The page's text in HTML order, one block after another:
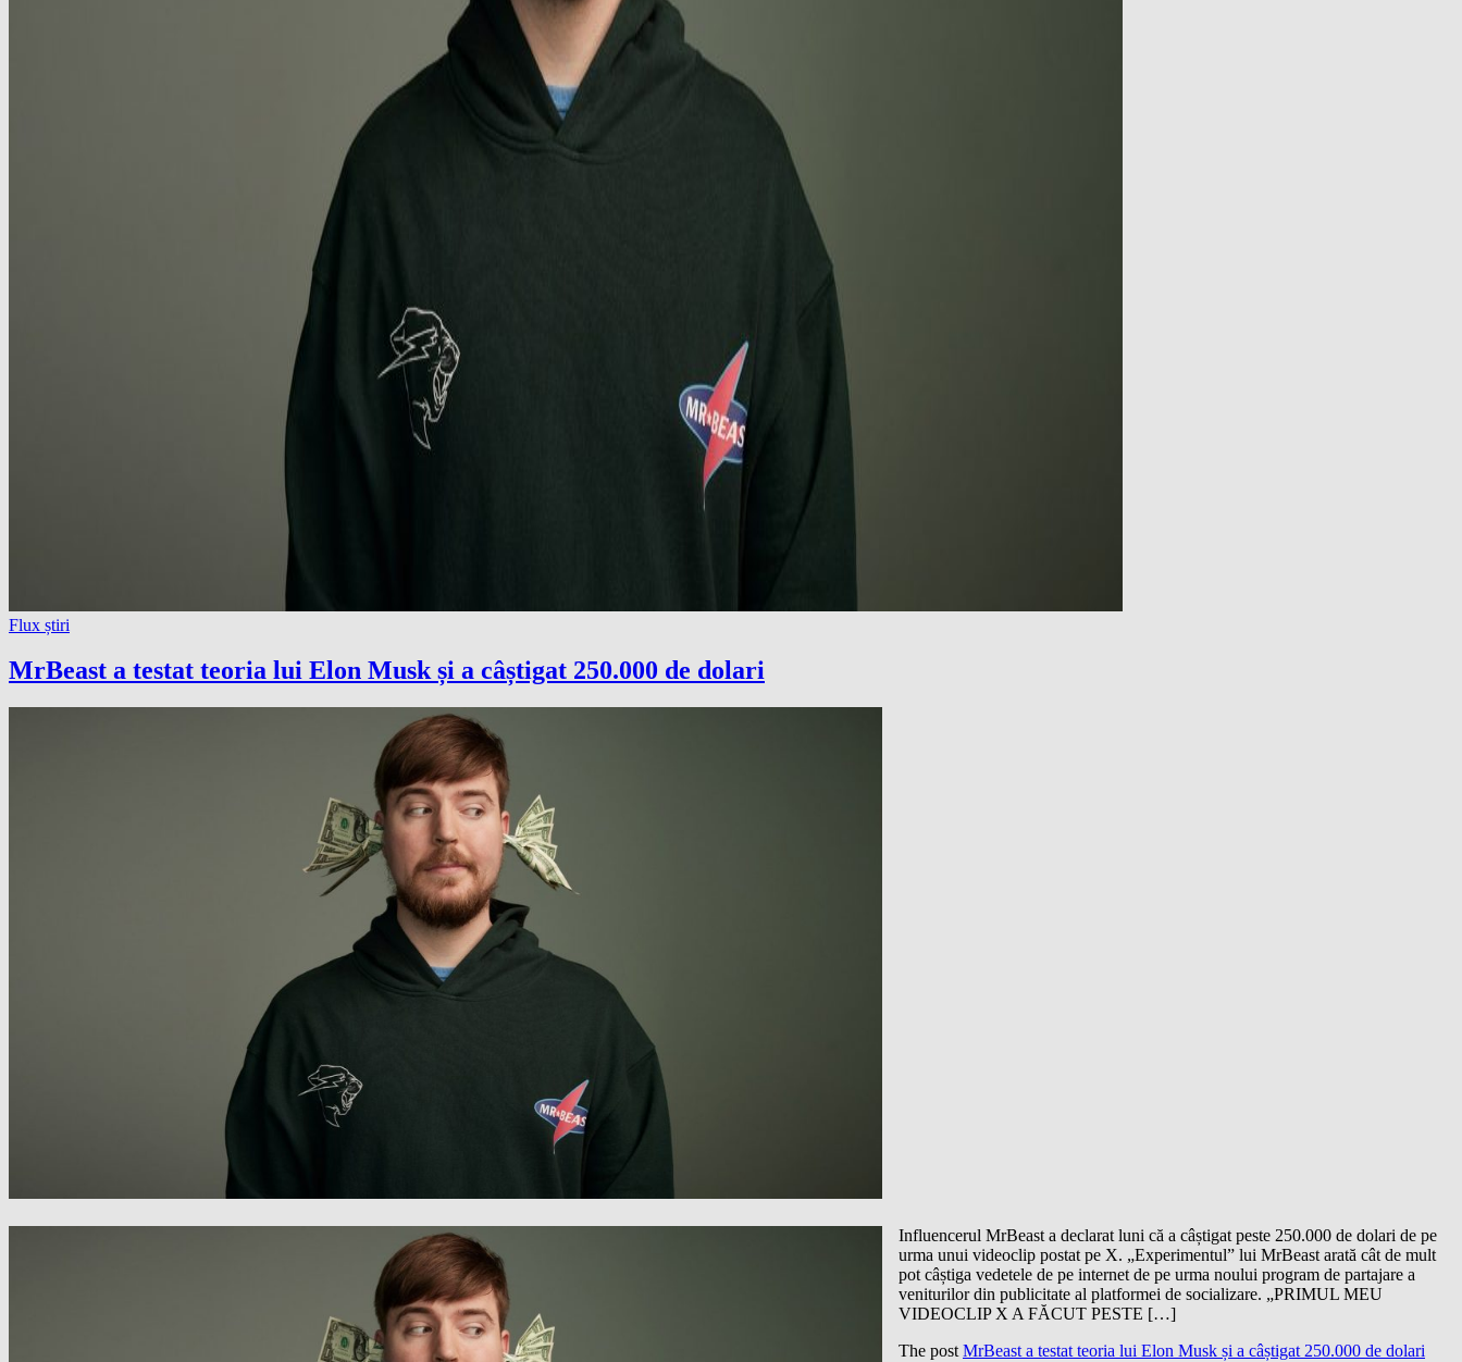
Flux știri
MrBeast a testat teoria lui Elon Musk și a câștigat 250.000 de dolari
Influencerul MrBeast a declarat luni că a câștigat peste 250.000 de dolari de pe
urma unui videoclip postat pe X. „Experimentul” lui MrBeast arată cât de mult
pot câștiga vedetele de pe internet de pe urma noului program de partajare a
veniturilor din publicitate al platformei de socializare. „PRIMUL MEU
VIDEOCLIP X A FĂCUT PESTE […]
The post MrBeast a testat teoria lui Elon Musk și a câștigat 250.000 de dolari